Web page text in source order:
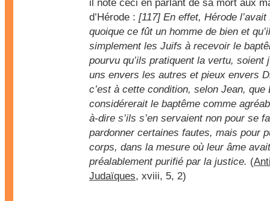
il note ceci en parlant de sa mort aux
d’Hérode : [117] En effet, Hérode
quoique ce fût un homme de bien et
simplement les Juifs à recevoir le
pourvu qu’ils pratiquent la vertu, soient
uns envers les autres et pieux envers
c’est à cette condition, selon Jean, que
considérerait le baptême comme
à-dire s’ils s’en servaient non pour se
pardonner certaines fautes, mais pour
corps, dans la mesure où leur âme
préalablement purifié par la justice. (
Judaïques, xviii, 5, 2)